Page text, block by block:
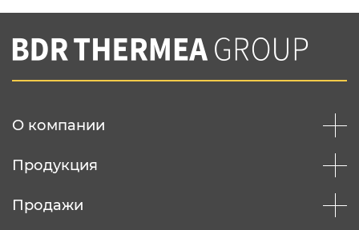
Вы соглашаетесь с нашей политикой
конфеденциальности
О компании
Продукция
Продажи